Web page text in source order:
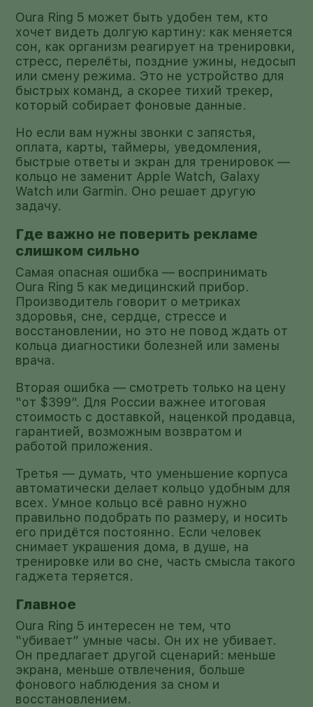
Oura Ring 5 может быть удобен тем, кто
хочет видеть долгую картину: как меняется
сон, как организм реагирует на тренировки,
стресс, перелёты, поздние ужины, недосып
или смену режима. Это не устройство для
быстрых команд, а скорее тихий трекер,
который собирает фоновые данные.
Но если вам нужны звонки с запястья,
оплата, карты, таймеры, уведомления,
быстрые ответы и экран для тренировок —
кольцо не заменит Apple Watch, Galaxy
Watch или Garmin. Оно решает другую
задачу.
Где важно не поверить рекламе
слишком сильно
Самая опасная ошибка — воспринимать
Oura Ring 5 как медицинский прибор.
Производитель говорит о метриках
здоровья, сне, сердце, стрессе и
восстановлении, но это не повод ждать от
кольца диагностики болезней или замены
врача.
Вторая ошибка — смотреть только на цену
“от $399”. Для России важнее итоговая
стоимость с доставкой, наценкой продавца,
гарантией, возможным возвратом и
работой приложения.
Третья — думать, что уменьшение корпуса
автоматически делает кольцо удобным для
всех. Умное кольцо всё равно нужно
правильно подобрать по размеру, и носить
его придётся постоянно. Если человек
снимает украшения дома, в душе, на
тренировке или во сне, часть смысла такого
гаджета теряется.
Главное
Oura Ring 5 интересен не тем, что
“убивает” умные часы. Он их не убивает.
Он предлагает другой сценарий: меньше
экрана, меньше отвлечения, больше
фонового наблюдения за сном и
восстановлением.